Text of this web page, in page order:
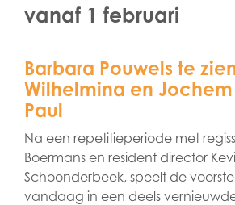
vanaf 1 februari
Barbara Pouwels te
Wilhelmina en Jochem
Paul
Na een repetitieperiode met
Boermans en resident director
Schoonderbeek, speelt de
vandaag in een deels